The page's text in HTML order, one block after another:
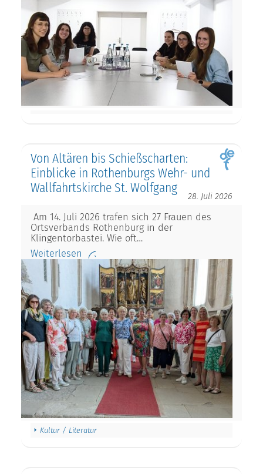
Von Altären bis Schießscharten:
Einblicke in Rothenburgs Wehr- und
Wallfahrtskirche St. Wolfgang
28. Juli 2026
Am 14. Juli 2026 trafen sich 27 Frauen des
Ortsverbands Rothenburg in der
Klingentorbastei. Wie oft…
Weiterlesen
Kultur / Literatur